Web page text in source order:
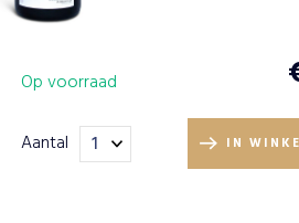
Op voorraad
Aantal IN